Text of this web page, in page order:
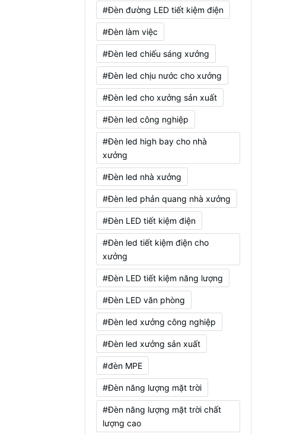
#Đèn đường LED tiết kiệm điện
#Đèn làm việc
#Đèn led chiếu sáng xưởng
#Đèn led chịu nước cho xưởng
#Đèn led cho xưởng sản xuất
#Đèn led công nghiệp
#Đèn led high bay cho nhà
xưởng
#Đèn led nhà xưởng
#Đèn led phản quang nhà xưởng
#Đèn LED tiết kiệm điện
#Đèn led tiết kiệm điện cho
xưởng
#Đèn LED tiết kiệm năng lượng
#Đèn LED văn phòng
#Đèn led xưởng công nghiệp
#Đèn led xưởng sản xuất
#đèn MPE
#Đèn năng lượng mặt trời
#Đèn năng lượng mặt trời chất
lượng cao